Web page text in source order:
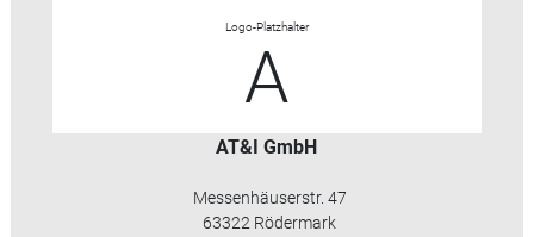
Logo-Platzhalter
A
AT&I GmbH
Messenhäuserstr. 47
63322 Rödermark